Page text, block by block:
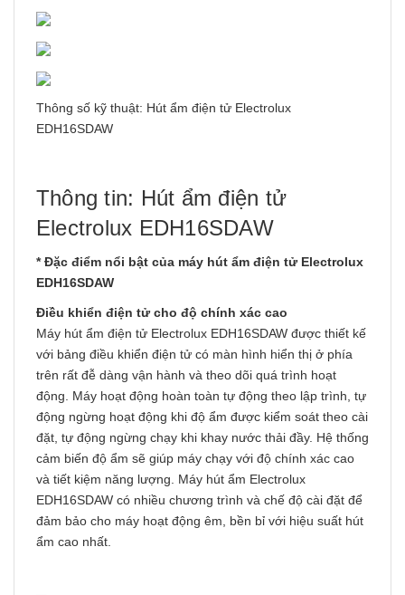
Thông số kỹ thuật: Hút ẩm điện tử Electrolux
EDH16SDAW
Thông tin: Hút ẩm điện tử
Electrolux EDH16SDAW
* Đặc điểm nổi bật của máy hút ẩm điện tử Electrolux
EDH16SDAW
Điều khiển điện tử cho độ chính xác cao
Máy hút ẩm điện tử Electrolux EDH16SDAW được thiết kế
với bảng điều khiển điện tử có màn hình hiển thị ở phía
trên rất đễ dàng vận hành và theo dõi quá trình hoạt
động. Máy hoạt động hoàn toàn tự động theo lập trình, tự
động ngừng hoạt động khi độ ẩm được kiểm soát theo cài
đặt, tự động ngừng chạy khi khay nước thải đầy. Hệ thống
cảm biến độ ẩm sẽ giúp máy chạy với độ chính xác cao
và tiết kiệm năng lượng. Máy hút ẩm Electrolux
EDH16SDAW có nhiều chương trình và chế độ cài đặt để
đảm bảo cho máy hoạt động êm, bền bỉ với hiệu suất hút
ẩm cao nhất.